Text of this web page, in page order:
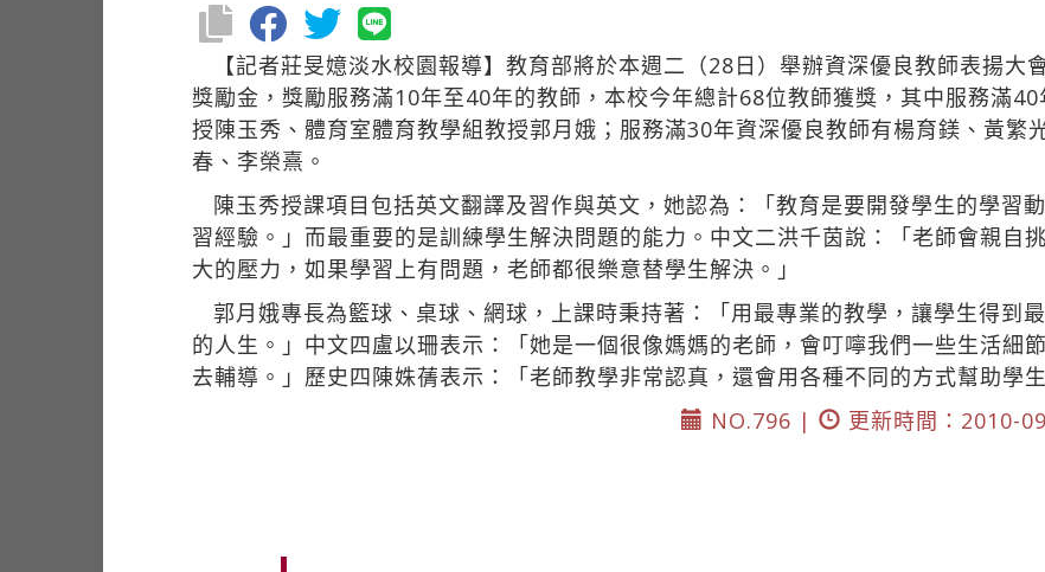
【記者莊旻嬑淡水校園報導】教育部將於本週二（28日）舉辦資深優良教師表揚大
獎勵金，獎勵服務滿10年至40年的教師，本校今年總計68位教師獲獎，其中服務滿
授陳玉秀、體育室體育教學組教授郭月娥；服務滿30年資深優良教師有楊育鎂、黃繁
春、李榮熹。
陳玉秀授課項目包括英文翻譯及習作與英文，她認為：「教育是要開發學生的學習
習經驗。」而最重要的是訓練學生解決問題的能力。中文二洪千茵說：「老師會親自
大的壓力，如果學習上有問題，老師都很樂意替學生解決。」
郭月娥專長為籃球、桌球、網球，上課時秉持著：「用最專業的教學，讓學生得到
的人生。」中文四盧以珊表示：「她是一個很像媽媽的老師，會叮嚀我們一些生活細
去輔導。」歷史四陳姝蒨表示：「老師教學非常認真，還會用各種不同的方式幫助學生
NO.796 |
更新時間：2010-